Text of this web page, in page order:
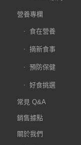
營養專欄
食在營養
摘新食事
預防保健
好食挑選
常見 Q&A
銷售據點
關於我們